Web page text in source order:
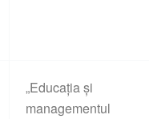
„Educaţia şi
managementul